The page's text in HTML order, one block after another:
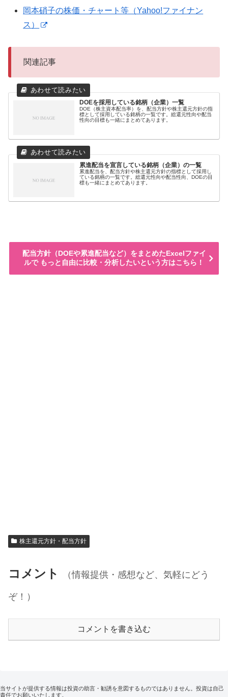
岡本硝子の株価・チャート等（Yahoo!ファイナン
ス）
関連記事
DOEを採用している銘柄（企業）一覧
DOE（株主資本配当率）を、配当方針や株主還元方針の指
標として採用している銘柄の一覧です。総還元性向や配当
性向の目標も一緒にまとめてあります。
累進配当を宣言している銘柄（企業）の一覧
累進配当を、配当方針や株主還元方針の指標として採用し
ている銘柄の一覧です。総還元性向や配当性向、DOEの目
標も一緒にまとめてあります。
配当方針（DOEや累進配当など）をまとめたExcelファイ
ルで もっと自由に比較・分析したいという方はこちら！
株主還元方針・配当方針
コメント
（情報提供・感想など、気軽にどう
ぞ！）
コメントを書き込む
当サイトが提供する情報は投資の助言・勧誘を意図するものではありません。投資は自己
責任でお願いいたします。